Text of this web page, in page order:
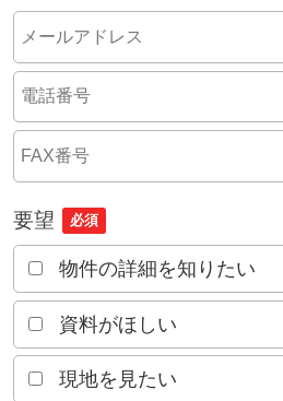
要望 必須
物件の詳細を知りたい
資料がほしい
現地を見たい